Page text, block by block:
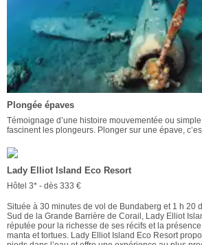
Plongée épaves
Témoignage d’une histoire mouvementée ou
fascinent les plongeurs. Plonger sur une épave,
Lady Elliot Island Eco Resort
Hôtel 3* - dès 333 €
Située à 30 minutes de vol de Bundaberg et 1 h 20
Sud de la Grande Barrière de Corail, Lady Elliot
réputée pour la richesse de ses récifs et la
manta et tortues. Lady Elliot Island Eco Resort